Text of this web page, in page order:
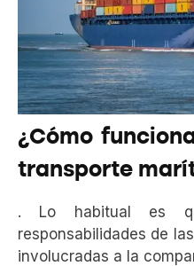
¿Cómo
transporte
. Lo habitual es
responsabilidades de
involucradas a la